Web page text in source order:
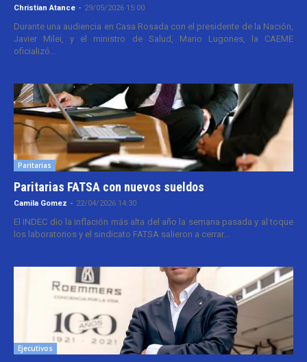
Christian Atance - 29/05/2026 15:00
Durante una audiencia en Casa Rosada con el presidente de la Nación,
Javier Milei, y el ministro de Salud, Mario Lugones, la CAEME
oficializó...
Paritarias
Paritarias FATSA con nuevos sueldos
Camila Gomez - 22/04/2026 14:30
El INDEC dio la inflación más alta del año la semana pasada y al toque
los laboratorios y el sindicato FATSA salieron a cerrar...
Ejecutivos